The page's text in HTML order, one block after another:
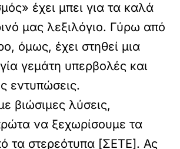
έχει μπει για τα καλά
μας λεξιλόγιο. Γύρω από
όμως, έχει στηθεί μια
γεμάτη υπερβολές και
εντυπώσεις.
βιώσιμες λύσεις,
να ξεχωρίσουμε τα
τα στερεότυπα [ΣΕΤΕ]. Ας